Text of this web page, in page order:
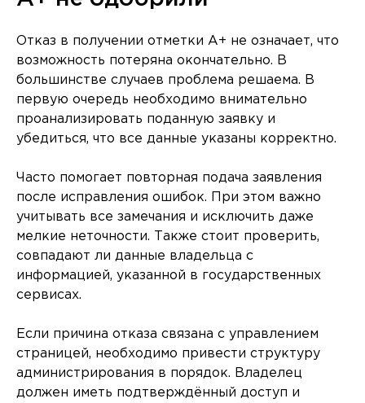
Отказ в получении отметки A+ не означает, что
возможность потеряна окончательно. В
большинстве случаев проблема решаема. В
первую очередь необходимо внимательно
проанализировать поданную заявку и
убедиться, что все данные указаны корректно.
Часто помогает повторная подача заявления
после исправления ошибок. При этом важно
учитывать все замечания и исключить даже
мелкие неточности. Также стоит проверить,
совпадают ли данные владельца с
информацией, указанной в государственных
сервисах.
Если причина отказа связана с управлением
страницей, необходимо привести структуру
администрирования в порядок. Владелец
должен иметь подтверждённый доступ и